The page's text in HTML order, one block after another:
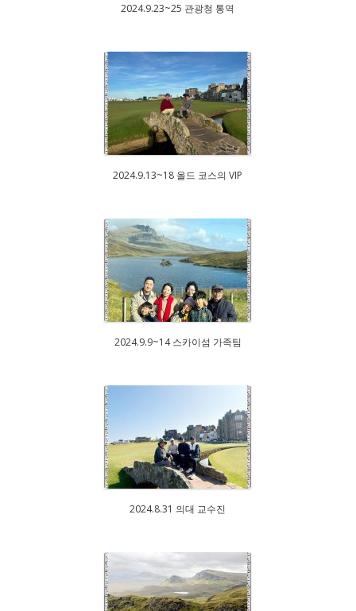
2024.9.23~25 관광청 통역
2024.9.13~18 올드 코스의 VIP
2024.9.9~14 스카이섬 가족팀
2024.8.31 의대 교수진